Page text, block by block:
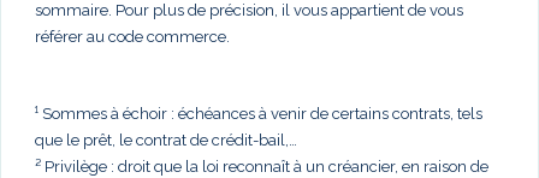
sommaire. Pour plus de précision, il vous appartient de vous
référer au code commerce.
¹ Sommes à échoir : échéances à venir de certains contrats, tels
que le prêt, le contrat de crédit-bail,…
² Privilège : droit que la loi reconnaît à un créancier, en raison de